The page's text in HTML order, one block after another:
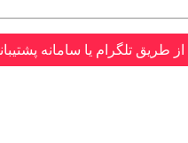
طریق تلگرام یا سامانه